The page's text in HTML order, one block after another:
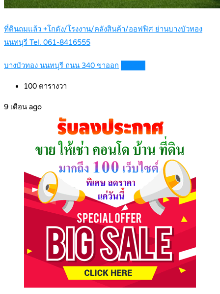
ที่ดินถมแล้ว +โกดัง/โรงงาน/คลังสินค้า/ออฟฟิศ ย่านบางบัวทอง
นนทบุรี Tel. 061-8416555
บางบัวทอง นนทบุรี ถนน 340 ขาออก
100 ตารางวา
9 เดือน ago